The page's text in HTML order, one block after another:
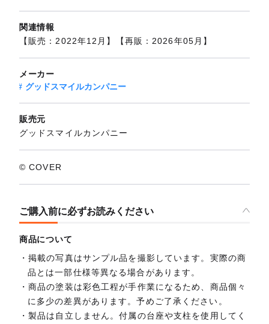
関連情報
【販売：2022年12月】【再販：2026年05月】
メーカー
グッドスマイルカンパニー
販売元
グッドスマイルカンパニー
© COVER
ご購入前に必ずお読みください
商品について
掲載の写真はサンプル品を撮影しています。実際の商
品とは一部仕様等異なる場合があります。
商品の塗装は彩色工程が手作業になるため、商品個々
に多少の差異があります。予めご了承ください。
製品は自立しません。付属の台座や支柱を使用してく